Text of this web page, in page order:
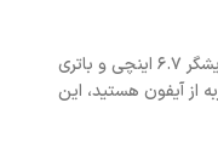
بزرگ‌ترین و قوی‌ترین گوشی این سری با نمایشگر ۶.۷ اینچی و باتری
از آیفون هستید، این